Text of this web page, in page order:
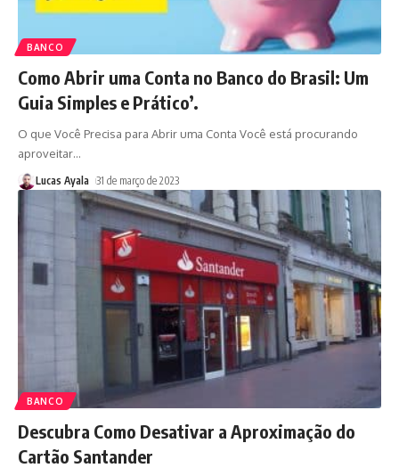
BANCO
Como Abrir uma Conta no Banco do Brasil: Um
Guia Simples e Prático’.
O que Você Precisa para Abrir uma Conta Você está procurando
aproveitar…
Lucas Ayala 31 de março de 2023
BANCO
Descubra Como Desativar a Aproximação do
Cartão Santander